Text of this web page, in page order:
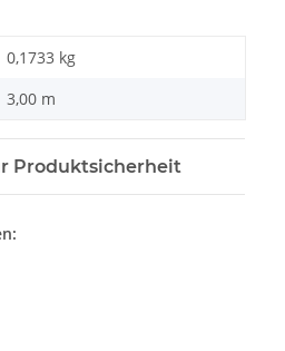
0,1733 kg
3,00 m
Produktsicherheit